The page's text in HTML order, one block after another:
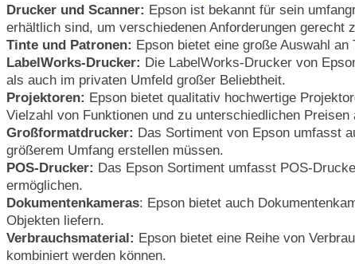
Drucker und Scanner: Epson ist bekannt für sein
erhältlich sind, um verschiedenen Anforderungen gerecht
Tinte und Patronen: Epson bietet eine große Auswahl
LabelWorks-Drucker: Die LabelWorks-Drucker von
als auch im privaten Umfeld großer Beliebtheit.
Projektoren: Epson bietet qualitativ hochwertige
Vielzahl von Funktionen und zu unterschiedlichen Preisen
Großformatdrucker: Das Sortiment von Epson umfasst
größerem Umfang erstellen müssen.
POS-Drucker: Das Epson Sortiment umfasst POS-
ermöglichen.
Dokumentenkameras: Epson bietet auch
Objekten liefern.
Verbrauchsmaterial: Epson bietet eine Reihe von
kombiniert werden können.